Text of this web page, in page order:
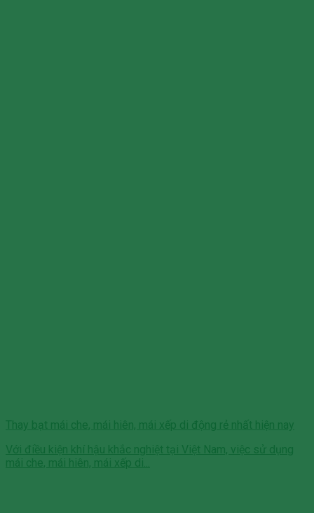
Thay bạt mái che, mái hiên, mái xếp di động rẻ nhất hiện nay
Với điều kiện khí hậu khắc nghiệt tại Việt Nam, việc sử dụng
mái che, mái hiên, mái xếp di...